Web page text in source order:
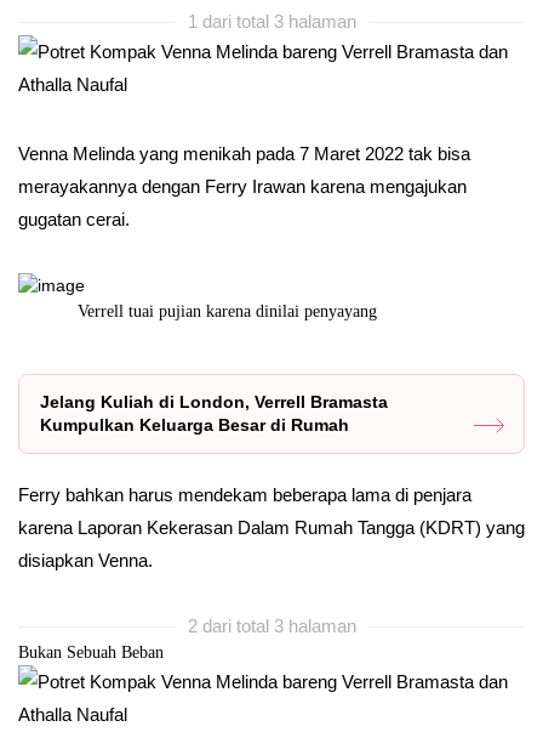
1 dari total 3 halaman
Venna Melinda yang menikah pada 7 Maret 2022 tak bisa
merayakannya dengan Ferry Irawan karena mengajukan
gugatan cerai.
Verrell tuai pujian karena dinilai penyayang
Jelang Kuliah di London, Verrell Bramasta
Kumpulkan Keluarga Besar di Rumah
Ferry bahkan harus mendekam beberapa lama di penjara
karena Laporan Kekerasan Dalam Rumah Tangga (KDRT) yang
disiapkan Venna.
2 dari total 3 halaman
Bukan Sebuah Beban